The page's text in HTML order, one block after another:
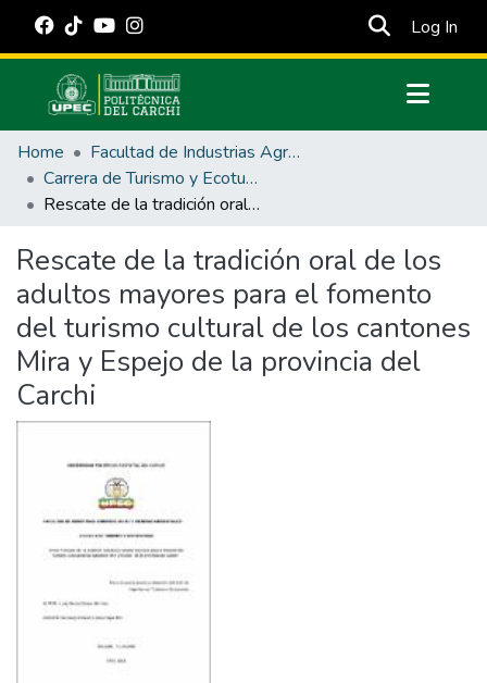
Log In
Communities & Collections
All of DSpace
Statistics
Estadísticas Externas
Manuales
Home
Facultad de Industrias Agropecuarias y Ciencias Ambientales
Carrera de Turismo y Ecoturimo
Rescate de la tradición oral de los adultos mayores para el fomento del turismo cultural de los cantones Mira y Espejo de la provincia del Carchi
Rescate de la tradición oral de los
adultos mayores para el fomento
del turismo cultural de los cantones
Mira y Espejo de la provincia del
Carchi